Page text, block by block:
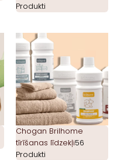
Produkti
Chogan Brilhome
tīrīšanas līdzekļi56
Produkti